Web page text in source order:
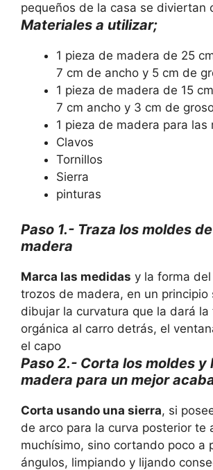
pequeños de la casa se diviertan
Materiales a utilizar;
1 pieza de madera de 25
7 cm de ancho y 5 cm de
1 pieza de madera de 15
7 cm ancho y 3 cm de
1 pieza de madera para las
Clavos
Tornillos
Sierra
pinturas
Paso 1.- Traza los moldes
madera
Marca las medidas y la forma
trozos de madera, en un principio
dibujar la curvatura que la dará la
orgánica al carro detrás, el
el capo
Paso 2.- Corta los moldes y
madera para un mejor
Corta usando una sierra, si
de arco para la curva posterior te
muchísimo, sino cortando poco a
ángulos, limpiando y lijando